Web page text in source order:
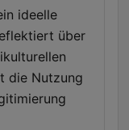
ideelle
über
die Nutzung